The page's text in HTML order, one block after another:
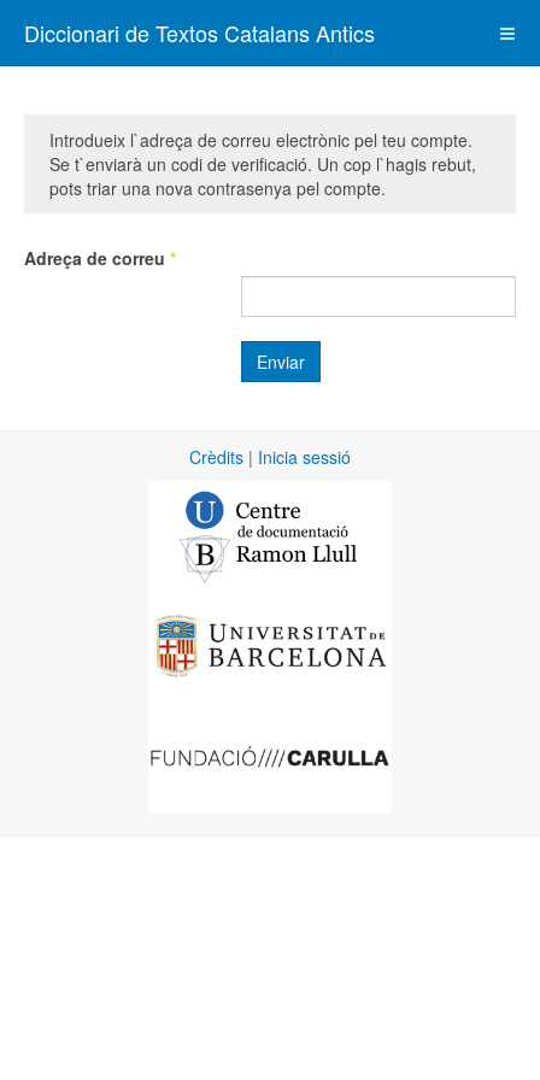
Diccionari de Textos Catalans Antics
Introdueix l`adreça de correu electrònic pel teu compte.
Se t`enviarà un codi de verificació. Un cop l`hagis rebut,
pots triar una nova contrasenya pel compte.
Adreça de correu *
Enviar
Crèdits | Inicia sessió